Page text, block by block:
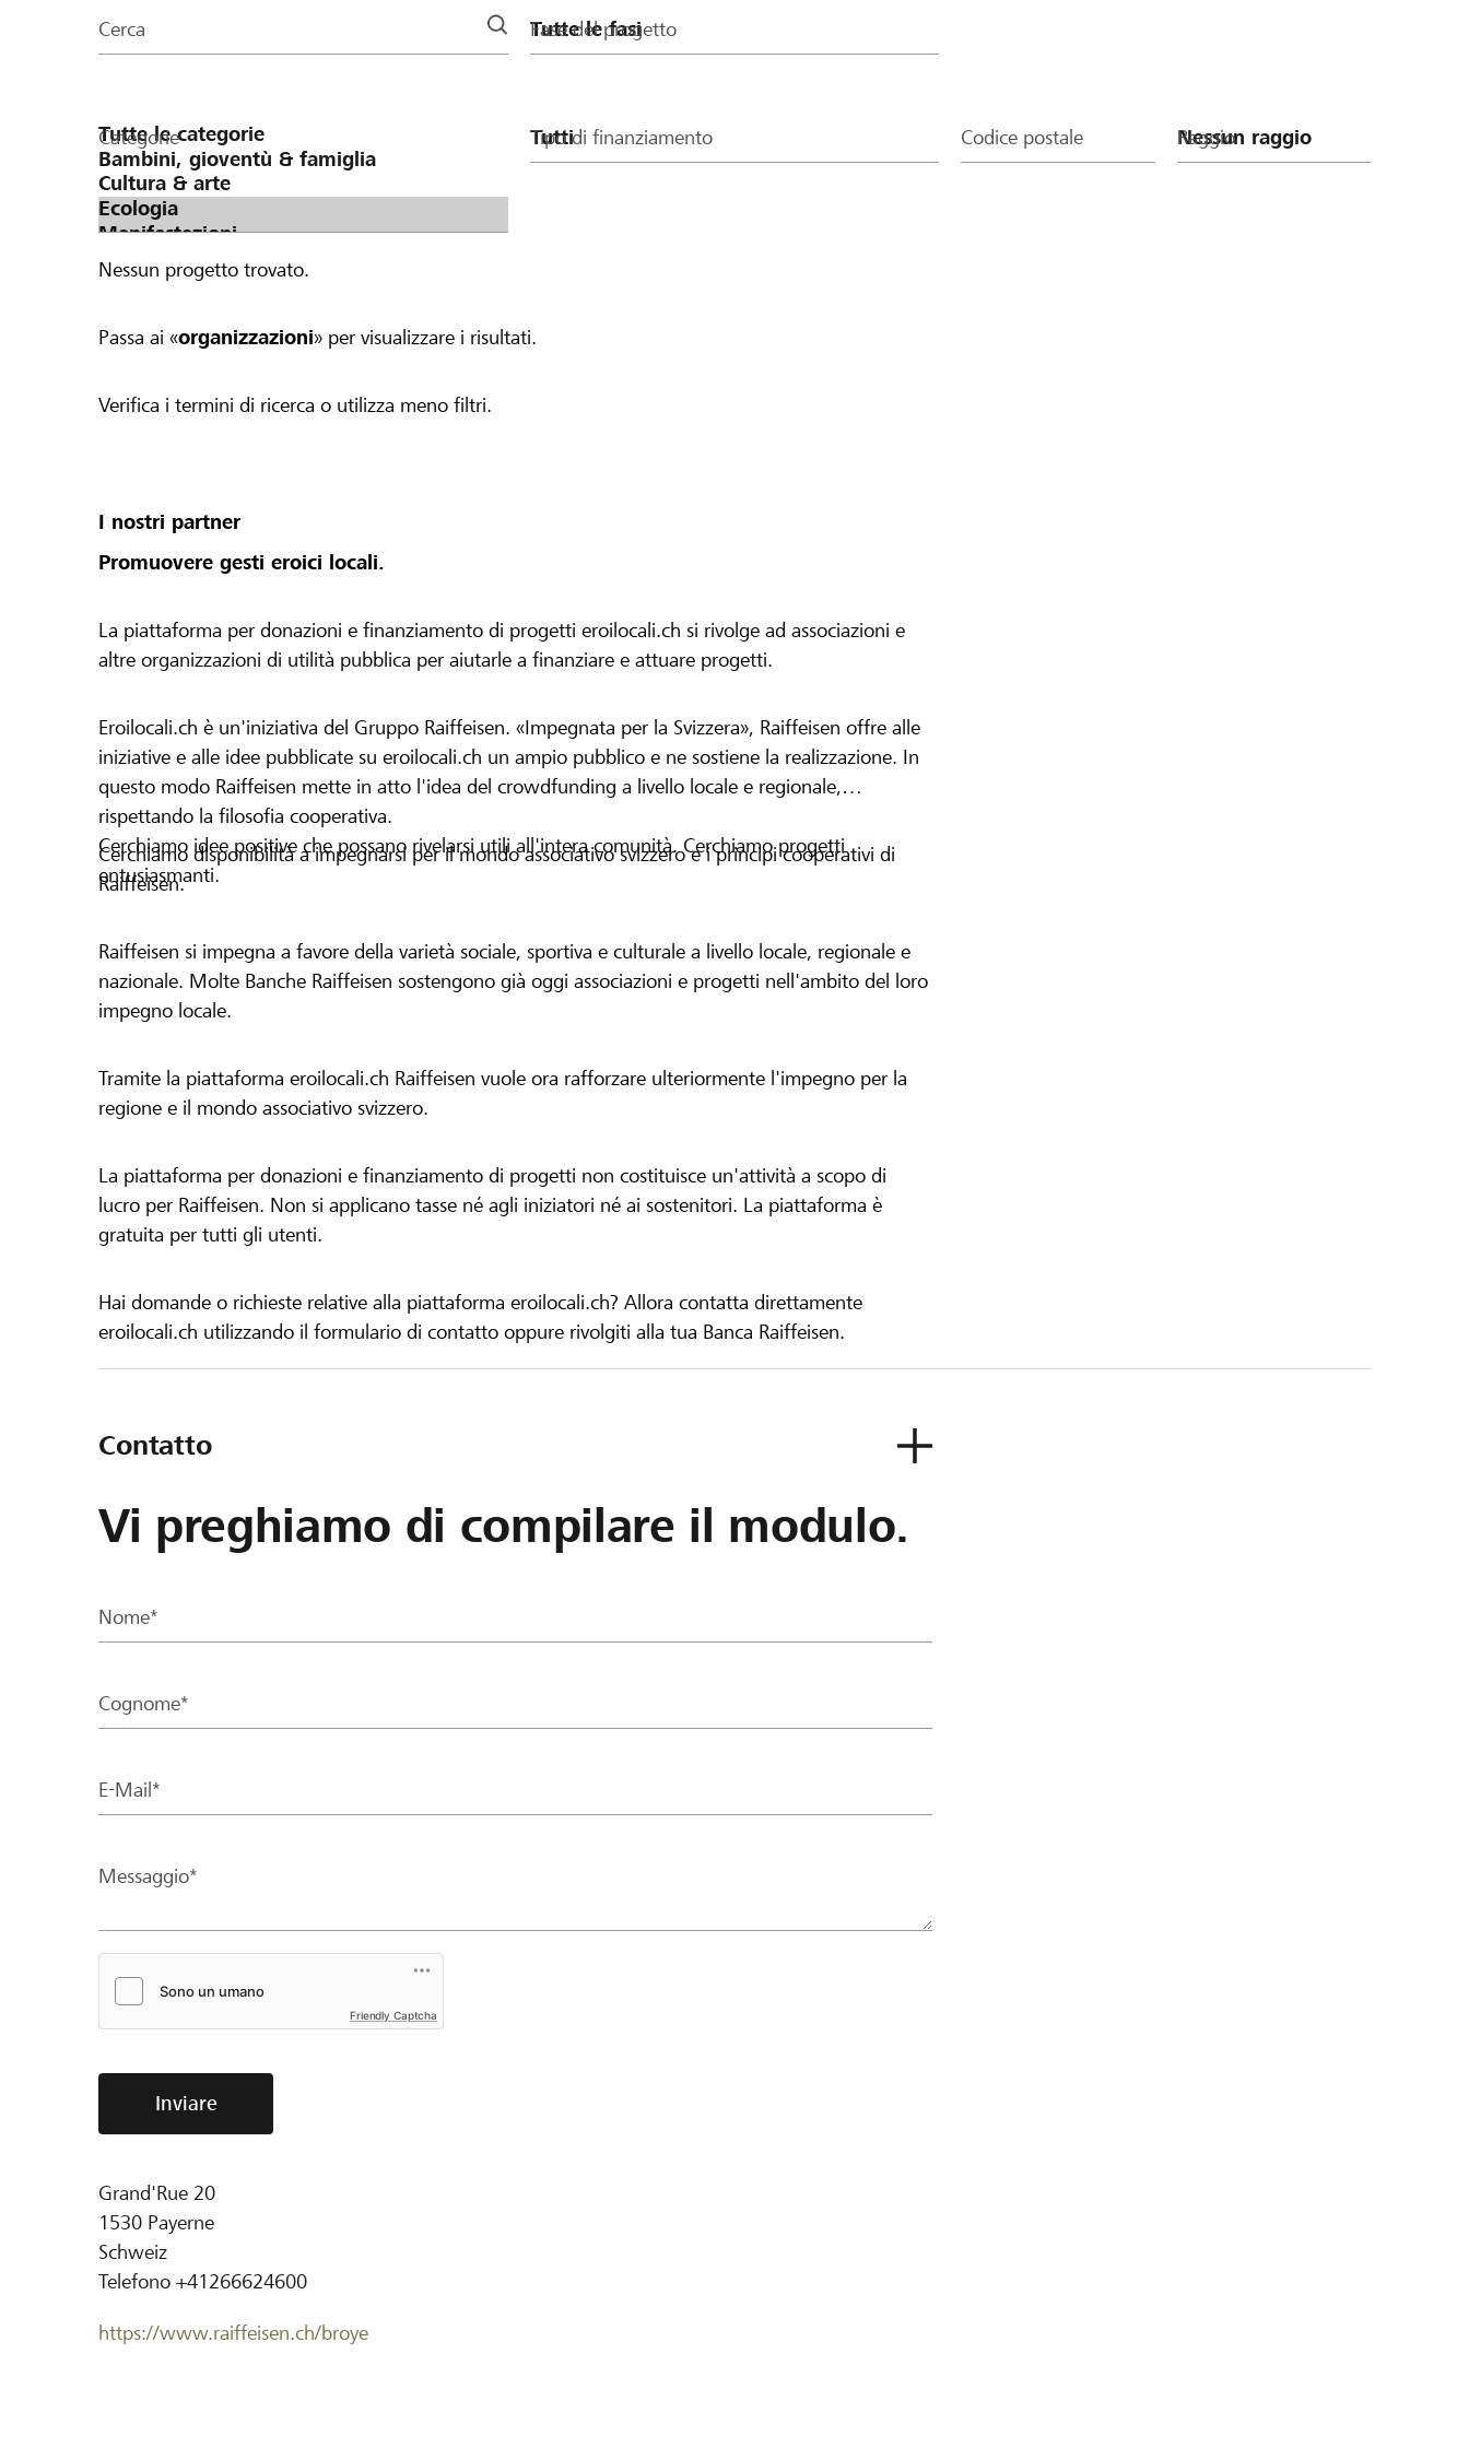
della
Cerca Fase del progetto
Categorie Tipo di finanziamento Codice postale Raggio
Nessun progetto trovato.
Passa ai «organizzazioni» per visualizzare i risultati.
Verifica i termini di ricerca o utilizza meno filtri.
I nostri partner
Promuovere gesti eroici locali.
La piattaforma per donazioni e finanziamento di progetti eroilocali.ch si rivolge ad associazioni e
altre organizzazioni di utilità pubblica per aiutarle a finanziare e attuare progetti.
Eroilocali.ch è un'iniziativa del Gruppo Raiffeisen. «Impegnata per la Svizzera», Raiffeisen offre alle
iniziative e alle idee pubblicate su eroilocali.ch un ampio pubblico e ne sostiene la realizzazione. In
questo modo Raiffeisen mette in atto l'idea del crowdfunding a livello locale e regionale,
rispettando la filosofia cooperativa.
Cerchiamo idee positive che possano rivelarsi utili all'intera comunità. Cerchiamo progetti
entusiasmanti.
Cerchiamo disponibilità a impegnarsi per il mondo associativo svizzero e i principi cooperativi di
Raiffeisen.
Raiffeisen si impegna a favore della varietà sociale, sportiva e culturale a livello locale, regionale e
nazionale. Molte Banche Raiffeisen sostengono già oggi associazioni e progetti nell'ambito del loro
impegno locale.
Tramite la piattaforma eroilocali.ch Raiffeisen vuole ora rafforzare ulteriormente l'impegno per la
regione e il mondo associativo svizzero.
La piattaforma per donazioni e finanziamento di progetti non costituisce un'attività a scopo di
lucro per Raiffeisen. Non si applicano tasse né agli iniziatori né ai sostenitori. La piattaforma è
gratuita per tutti gli utenti.
Hai domande o richieste relative alla piattaforma eroilocali.ch? Allora contatta direttamente
eroilocali.ch utilizzando il formulario di contatto oppure rivolgiti alla tua Banca Raiffeisen.
Contatto
Vi preghiamo di compilare il modulo.
Nome*
Cognome*
E-Mail*
Messaggio*
Friendly Captcha
Inviare
Grand'Rue 20
1530 Payerne
Schweiz
Telefono +41266624600
https://www.raiffeisen.ch/broye